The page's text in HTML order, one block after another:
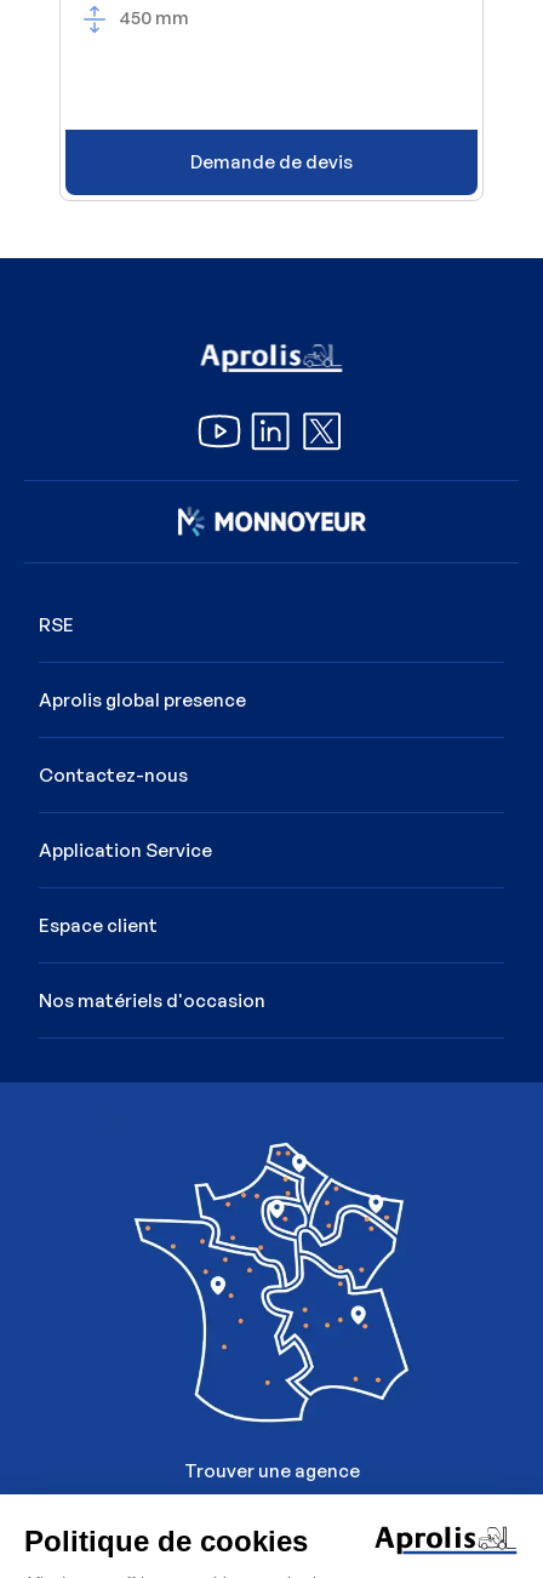
450 mm
Demande de devis
RSE
Aprolis global presence
Contactez-nous
Application Service
Espace client
Nos matériels d'occasion
Trouver une agence